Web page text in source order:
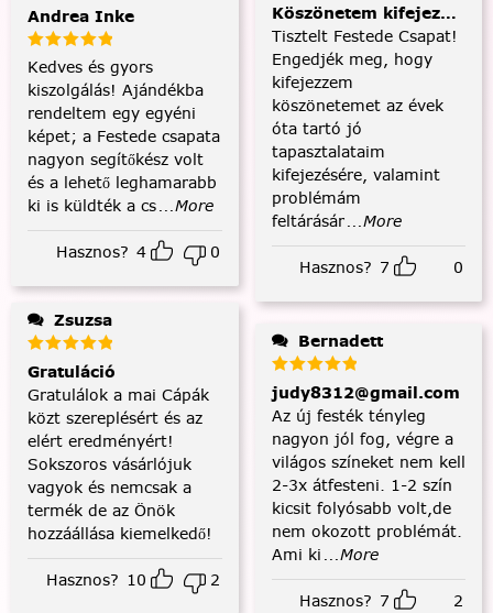
Andrea Inke
Kedves és gyors
kiszolgálás! Ajándékba
rendeltem egy egyéni
képet; a Festede csapata
nagyon segítőkész volt
és a lehető leghamarabb
ki is küldték a cs...More
Hasznos? 4 0
Zsuzsa
Gratuláció
Gratulálok a mai Cápák
közt szereplésért és az
elért eredményért!
Sokszoros vásárlójuk
vagyok és nemcsak a
termék de az Önök
hozzáállása kiemelkedő!
Hasznos? 10 2
Köszönetem kifejezése
Tisztelt Festede Csapat!
Engedjék meg, hogy
kifejezzem
köszönetemet az évek
óta tartó jó
tapasztalataim
kifejezésére, valamint
problémám
feltárásár...More
Hasznos? 7 0
Bernadett
judy8312@gmail.com
Az új festék tényleg
nagyon jól fog, végre a
világos színeket nem kell
2-3x átfesteni. 1-2 szín
kicsit folyósabb volt,de
nem okozott problémát.
Ami ki ...More
Hasznos? 7 2